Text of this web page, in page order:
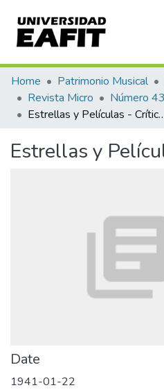
Communities & Collections
All of DSpace
Home Patrimonio Musical
Revista Micro
Estrellas y
Estrellas y
Date
1941-01-22